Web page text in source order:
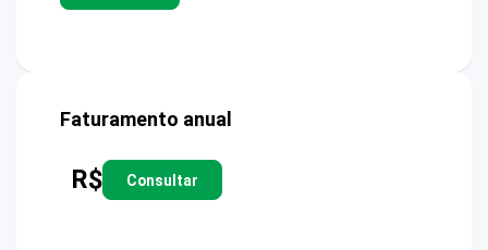
Faturamento anual
R$ Consultar